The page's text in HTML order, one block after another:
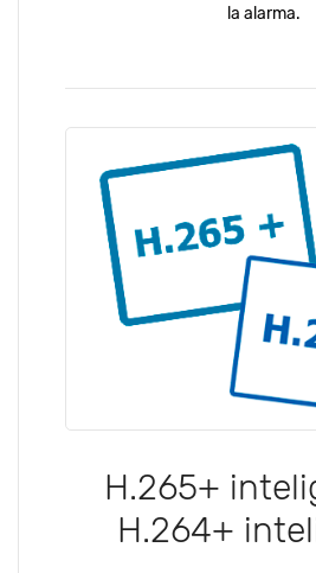
la alarma.
H.265+
H.264+